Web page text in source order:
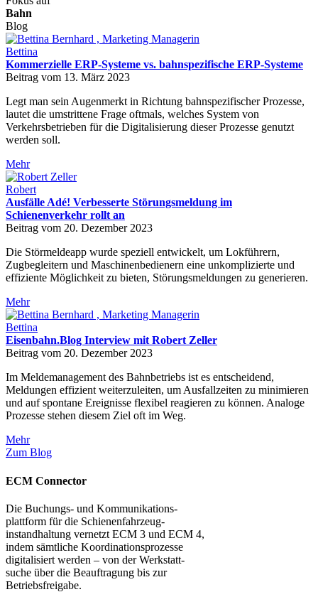
Bahn
Blog
Bettina
Kommerzielle ERP-Systeme vs. bahnspezifische ERP-Systeme
Beitrag vom 13. März 2023
Legt man sein Augenmerkt in Richtung bahnspezifischer Prozesse,
lautet die umstrittene Frage oftmals, welches System von
Verkehrsbetrieben für die Digitalisierung dieser Prozesse genutzt
werden soll.
Mehr
Robert
Ausfälle Adé! Verbesserte Störungsmeldung im
Schienenverkehr rollt an
Beitrag vom 20. Dezember 2023
Die Störmeldeapp wurde speziell entwickelt, um Lokführern,
Zugbegleitern und Maschinenbedienern eine unkomplizierte und
effiziente Möglichkeit zu bieten, Störungsmeldungen zu generieren.
Mehr
Bettina
Eisenbahn.Blog Interview mit Robert Zeller
Beitrag vom 20. Dezember 2023
Im Meldemanagement des Bahnbetriebs ist es entscheidend,
Meldungen effizient weiterzuleiten, um Ausfallzeiten zu minimieren
und auf spontane Ereignisse flexibel reagieren zu können. Analoge
Prozesse stehen diesem Ziel oft im Weg.
Mehr
Zum Blog
ECM Connector
Die Buchungs- und Kommunikations-
plattform für die Schienenfahrzeug-
instandhaltung vernetzt ECM 3 und ECM 4,
indem sämtliche Koordinationsprozesse
digitalisiert werden – von der Werkstatt-
suche über die Beauftragung bis zur
Betriebsfreigabe.